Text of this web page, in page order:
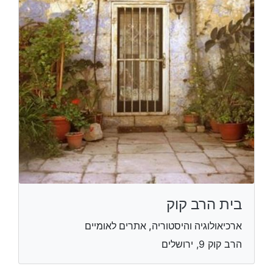
בית הרב קוק
ארכיאולוגיה והיסטוריה, אתרים לאומיים
הרב קוק 9, ירושלים